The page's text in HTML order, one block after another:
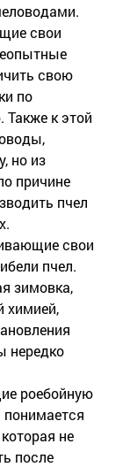
свои
свою
по
Также к этой
но из
причине
пчел
свои
пчел.
зимовка,
химией,
нередко
роебойную
не
после